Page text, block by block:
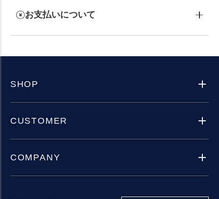
お支払いについて
SHOP
CUSTOMER
COMPANY